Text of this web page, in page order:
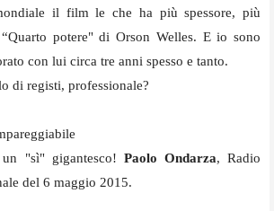
il film le che ha più spessore, più
“Quarto potere" di Orson Welles. E io sono
con lui circa tre anni spesso e tanto.
di registi, professionale?
"sì" gigantesco! Paolo Ondarza, Radio
del 6 maggio 2015.